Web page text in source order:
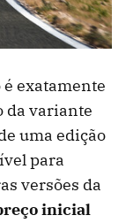
é exatamente
da variante
uma edição
para
versões da
inicial